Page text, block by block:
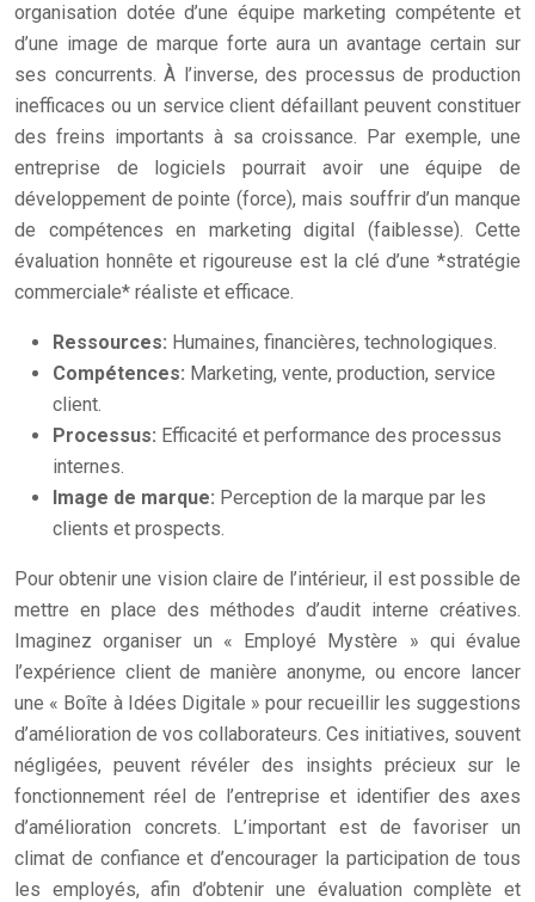
organisation dotée d’une équipe marketing compétente et
d’une image de marque forte aura un avantage certain sur
ses concurrents. À l’inverse, des processus de production
inefficaces ou un service client défaillant peuvent constituer
des freins importants à sa croissance. Par exemple, une
entreprise de logiciels pourrait avoir une équipe de
développement de pointe (force), mais souffrir d’un manque
de compétences en marketing digital (faiblesse). Cette
évaluation honnête et rigoureuse est la clé d’une *stratégie
commerciale* réaliste et efficace.
Ressources: Humaines, financières, technologiques.
Compétences: Marketing, vente, production, service
client.
Processus: Efficacité et performance des processus
internes.
Image de marque: Perception de la marque par les
clients et prospects.
Pour obtenir une vision claire de l’intérieur, il est possible de
mettre en place des méthodes d’audit interne créatives.
Imaginez organiser un « Employé Mystère » qui évalue
l’expérience client de manière anonyme, ou encore lancer
une « Boîte à Idées Digitale » pour recueillir les suggestions
d’amélioration de vos collaborateurs. Ces initiatives, souvent
négligées, peuvent révéler des insights précieux sur le
fonctionnement réel de l’entreprise et identifier des axes
d’amélioration concrets. L’important est de favoriser un
climat de confiance et d’encourager la participation de tous
les employés, afin d’obtenir une évaluation complète et